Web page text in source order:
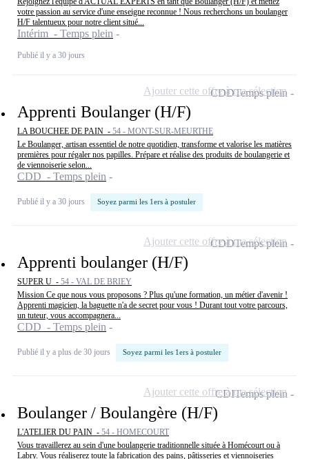
votre passion au service d'une enseigne reconnue ! Nous recherchons un boulanger
H/F talentueux pour notre client situé...
Intérim - Temps plein
Publié il y a 30 jours
Apprenti Boulanger (H/F)
LA BOUCHEE DE PAIN - 54 - MONT-SUR-MEURTHE
Le Boulanger, artisan essentiel de notre quotidien, transforme et valorise les matières
premières pour régaler nos papilles. Prépare et réalise des produits de boulangerie et
de viennoiserie selon...
CDD - Temps plein
Publié il y a 30 jours Soyez parmi les 1ers à postuler
CDDTemps plein
Ajouter cette offre à ma sélection
Apprenti boulanger (H/F)
SUPER U - 54 - VAL DE BRIEY
Mission Ce que nous vous proposons ? Plus qu'une formation, un métier d'avenir !
Apprenti magicien, la baguette n'a de secret pour vous ! Durant tout votre parcours,
un tuteur, vous accompagnera...
CDD - Temps plein
Publié il y a plus de 30 jours Soyez parmi les 1ers à postuler
CDDTemps plein
Ajouter cette offre à ma sélection
Boulanger / Boulangère (H/F)
L'ATELIER DU PAIN - 54 - HOMECOURT
Vous travaillerez au sein d'une boulangerie traditionnelle située à Homécourt ou à
Labry. Vous réaliserez toute la fabrication des pains, pâtisseries et viennoiseries
CDITemps plein
Ajouter cette offre à ma sélection